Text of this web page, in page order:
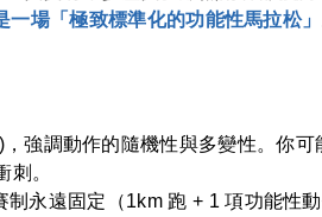
一場「極致標準化的功能性馬拉松」
強調動作的隨機性與多變性。你可
。
永遠固定（1km 跑 + 1 項功能性動